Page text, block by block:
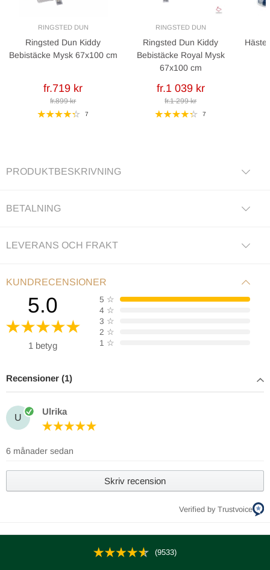
RINGSTED DUN
Ringsted Dun Kiddy
Bebistäcke Mysk 67x100 cm
fr.719 kr
fr.899 kr
7
RINGSTED DUN
Ringsted Dun Kiddy
Bebistäcke Royal Mysk
67x100 cm
fr.1 039 kr
fr.1 299 kr
7
PRODUKTBESKRIVNING
BETALNING
LEVERANS OCH FRAKT
KUNDRECENSIONER
5.0
1 betyg
5 ☆
4 ☆
3 ☆
2 ☆
1 ☆
Recensioner (1)
U
Ulrika
6 månader sedan
Skriv recension
Verified by Trustvoice
(9533)